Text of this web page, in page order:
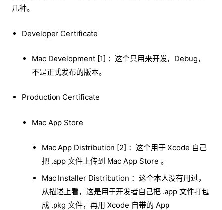
几种。
Developer Certificate
Mac Development [1] ：这个只用来开发，Debug，
不是正式发布的版本。
Production Certificate
Mac App Store
Mac App Distribution [2] ：这个用于 Xcode 自己
把 .app 文件上传到 Mac App Store 。
Mac Installer Distribution ：这个本人没有用过，
从描述上看，这是用于开发者自己把 .app 文件打包
成 .pkg 文件，再用 Xcode 自带的 App